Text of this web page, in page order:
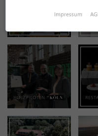
Impressum